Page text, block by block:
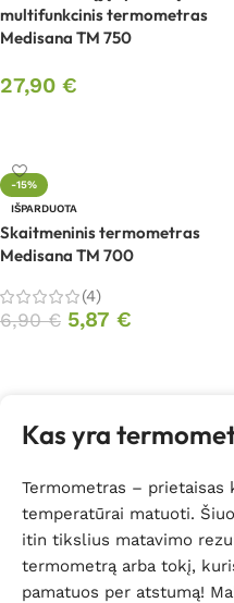
multifunkcinis termometras
Medisana TM 750
27,90 €
-15%
IŠPARDUOTA
Skaitmeninis termometras
Medisana TM 700
(4)
6,90€ 5,87 €
Kas yra
Termometras – prietaisas
temperatūrai matuoti.
itin tikslius matavimo
termometrą arba tokį,
pamatuos per atstumą!